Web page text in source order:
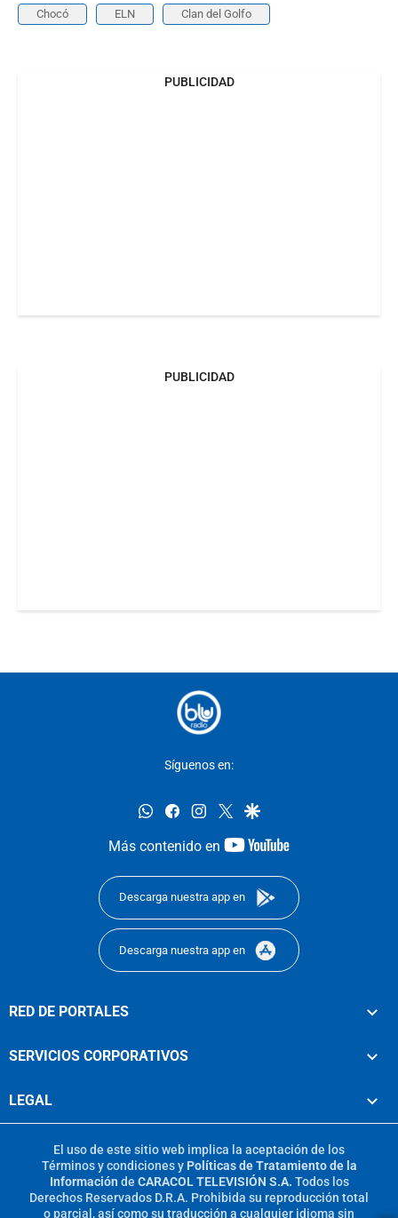
Chocó ELN Clan del Golfo
PUBLICIDAD
PUBLICIDAD
Síguenos en:
whatsappfacebookinstagram
twittergoogle
Más contenido en
youtube-
Descarga nuestra app en
Descarga nuestra app en
RED DE PORTALES
SERVICIOS CORPORATIVOS
LEGAL
El uso de este sitio web implica la aceptación de los
Términos y condicionesy Políticas de Tratamiento de la
Información de CARACOL TELEVISIÓN S.A. Todos los
Derechos Reservados D.R.A. Prohibida su reproducción total
o parcial, así como su traducción a cualquier idioma sin